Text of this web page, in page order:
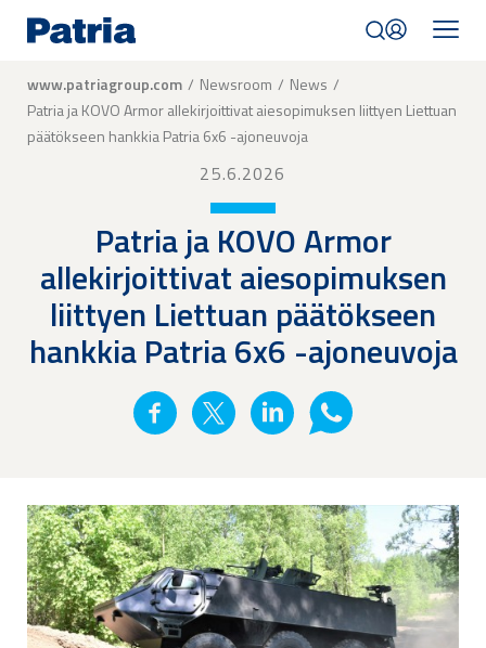
main
Breadcrumb
www.patriagroup.com Newsroom
News
Patria ja KOVO Armor allekirjoittivat aiesopimuksen liittyen Liettuan
päätökseen hankkia Patria 6x6 -ajoneuvoja
25.6.2026
Patria ja KOVO Armor
allekirjoittivat aiesopimuksen
liittyen Liettuan päätökseen
hankkia Patria 6x6 -ajoneuvoja